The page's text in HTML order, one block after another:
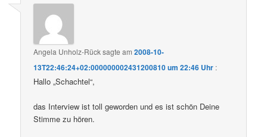
Angela Unholz-Rücksagte am2008-10-
13T22:46:24+02:000000002431200810 um 22:46 Uhr :
Hallo „Schachtel“,
das Interview ist toll geworden und es ist schön Deine
Stimme zu hören.